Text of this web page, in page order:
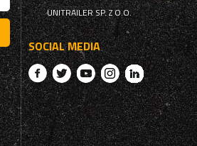
UNITRAILER SP. Z O.O.
SOCIAL MEDIA